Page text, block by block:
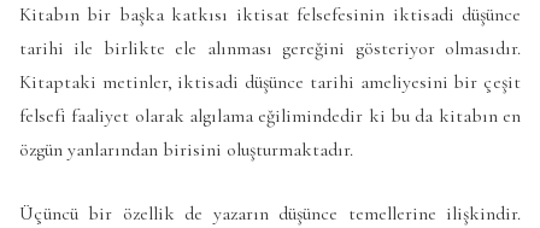
Kitabın bir başka katkısı iktisat felsefesinin iktisadi düşünce
tarihi ile birlikte ele alınması gereğini gösteriyor olmasıdır.
Kitaptaki metinler, iktisadi düşünce tarihi ameliyesini bir çeşit
felsefi faaliyet olarak algılama eğilimindedir ki bu da kitabın en
özgün yanlarından birisini oluşturmaktadır.
Üçüncü bir özellik de yazarın düşünce temellerine ilişkindir.